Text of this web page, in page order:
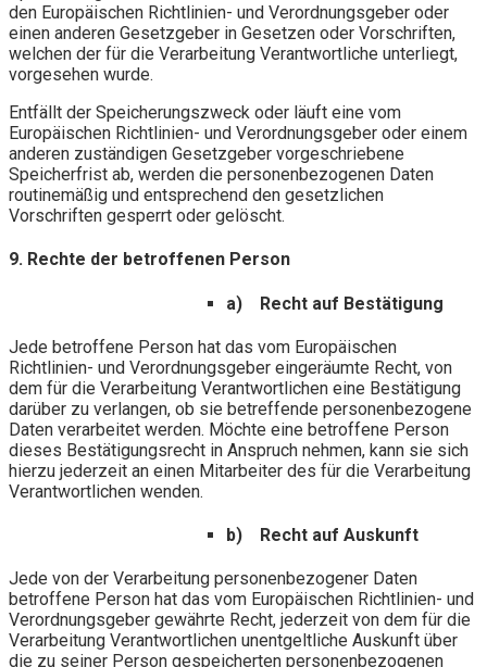
den Europäischen Richtlinien- und Verordnungsgeber oder
einen anderen Gesetzgeber in Gesetzen oder Vorschriften,
welchen der für die Verarbeitung Verantwortliche unterliegt,
vorgesehen wurde.
Entfällt der Speicherungszweck oder läuft eine vom
Europäischen Richtlinien- und Verordnungsgeber oder einem
anderen zuständigen Gesetzgeber vorgeschriebene
Speicherfrist ab, werden die personenbezogenen Daten
routinemäßig und entsprechend den gesetzlichen
Vorschriften gesperrt oder gelöscht.
9. Rechte der betroffenen Person
a) Recht auf Bestätigung
Jede betroffene Person hat das vom Europäischen
Richtlinien- und Verordnungsgeber eingeräumte Recht, von
dem für die Verarbeitung Verantwortlichen eine Bestätigung
darüber zu verlangen, ob sie betreffende personenbezogene
Daten verarbeitet werden. Möchte eine betroffene Person
dieses Bestätigungsrecht in Anspruch nehmen, kann sie sich
hierzu jederzeit an einen Mitarbeiter des für die Verarbeitung
Verantwortlichen wenden.
b) Recht auf Auskunft
Jede von der Verarbeitung personenbezogener Daten
betroffene Person hat das vom Europäischen Richtlinien- und
Verordnungsgeber gewährte Recht, jederzeit von dem für die
Verarbeitung Verantwortlichen unentgeltliche Auskunft über
die zu seiner Person gespeicherten personenbezogenen